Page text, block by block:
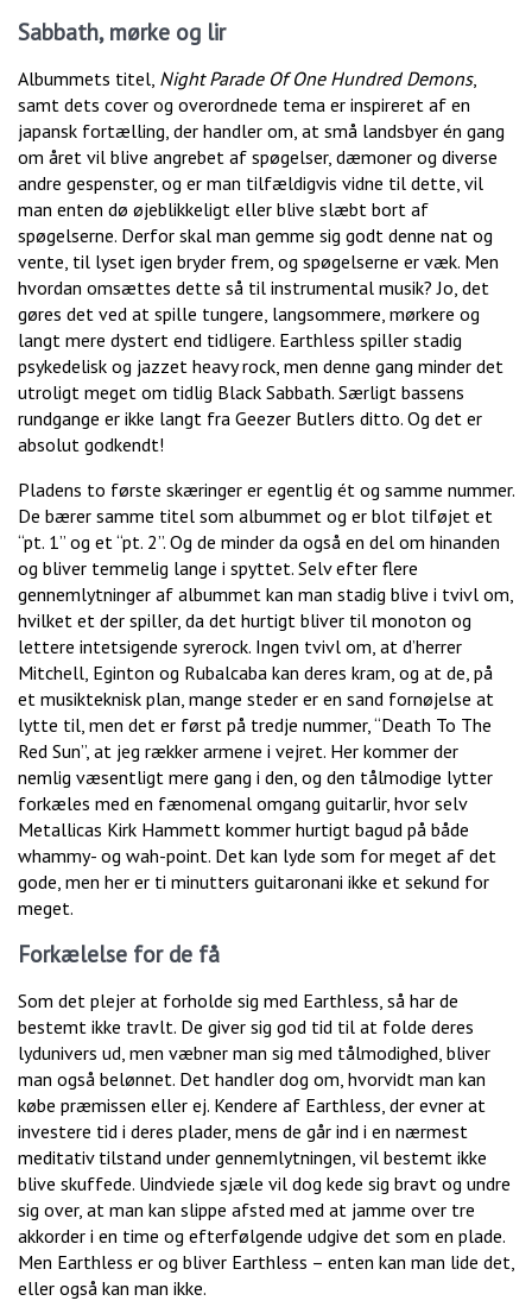
Sabbath, mørke og lir
Albummets titel, Night Parade Of One Hundred Demons,
samt dets cover og overordnede tema er inspireret af en
japansk fortælling, der handler om, at små landsbyer én gang
om året vil blive angrebet af spøgelser, dæmoner og diverse
andre gespenster, og er man tilfældigvis vidne til dette, vil
man enten dø øjeblikkeligt eller blive slæbt bort af
spøgelserne. Derfor skal man gemme sig godt denne nat og
vente, til lyset igen bryder frem, og spøgelserne er væk. Men
hvordan omsættes dette så til instrumental musik? Jo, det
gøres det ved at spille tungere, langsommere, mørkere og
langt mere dystert end tidligere. Earthless spiller stadig
psykedelisk og jazzet heavy rock, men denne gang minder det
utroligt meget om tidlig Black Sabbath. Særligt bassens
rundgange er ikke langt fra Geezer Butlers ditto. Og det er
absolut godkendt!
Pladens to første skæringer er egentlig ét og samme nummer.
De bærer samme titel som albummet og er blot tilføjet et
“pt. 1” og et “pt. 2”. Og de minder da også en del om hinanden
og bliver temmelig lange i spyttet. Selv efter flere
gennemlytninger af albummet kan man stadig blive i tvivl om,
hvilket et der spiller, da det hurtigt bliver til monoton og
lettere intetsigende syrerock. Ingen tvivl om, at d’herrer
Mitchell, Eginton og Rubalcaba kan deres kram, og at de, på
et musikteknisk plan, mange steder er en sand fornøjelse at
lytte til, men det er først på tredje nummer, “Death To The
Red Sun”, at jeg rækker armene i vejret. Her kommer der
nemlig væsentligt mere gang i den, og den tålmodige lytter
forkæles med en fænomenal omgang guitarlir, hvor selv
Metallicas Kirk Hammett kommer hurtigt bagud på både
whammy- og wah-point. Det kan lyde som for meget af det
gode, men her er ti minutters guitaronani ikke et sekund for
meget.
Forkælelse for de få
Som det plejer at forholde sig med Earthless, så har de
bestemt ikke travlt. De giver sig god tid til at folde deres
lydunivers ud, men væbner man sig med tålmodighed, bliver
man også belønnet. Det handler dog om, hvorvidt man kan
købe præmissen eller ej. Kendere af Earthless, der evner at
investere tid i deres plader, mens de går ind i en nærmest
meditativ tilstand under gennemlytningen, vil bestemt ikke
blive skuffede. Uindviede sjæle vil dog kede sig bravt og undre
sig over, at man kan slippe afsted med at jamme over tre
akkorder i en time og efterfølgende udgive det som en plade.
Men Earthless er og bliver Earthless – enten kan man lide det,
eller også kan man ikke.